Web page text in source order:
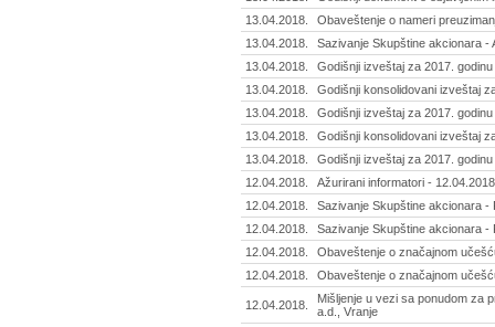
13.04.2018.
Obaveštenje o nameri
13.04.2018.
Sazivanje Skupštine akcionara -
13.04.2018.
Godišnji izveštaj za 2017.
13.04.2018.
Godišnji konsolidovani izveštaj
13.04.2018.
Godišnji izveštaj za 2017.
13.04.2018.
Godišnji konsolidovani izveštaj
13.04.2018.
Godišnji izveštaj za 2017.
12.04.2018.
Ažurirani informatori - 12.04.2018
12.04.2018.
Sazivanje Skupštine akcionara -
12.04.2018.
Sazivanje Skupštine akcionara -
12.04.2018.
Obaveštenje o značajnom
12.04.2018.
Obaveštenje o značajnom
12.04.2018.
Mišljenje u vezi sa ponudom za
a.d., Vranje